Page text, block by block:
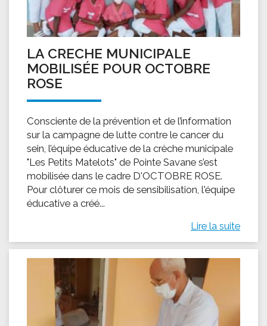
LA CRECHE MUNICIPALE
MOBILISÉE POUR OCTOBRE
ROSE
Consciente de la prévention et de l’information
sur la campagne de lutte contre le cancer du
sein, l’équipe éducative de la crèche municipale
"Les Petits Matelots" de Pointe Savane s’est
mobilisée dans le cadre D'OCTOBRE ROSE.
Pour clôturer ce mois de sensibilisation, l'équipe
éducative a créé...
Lire la suite